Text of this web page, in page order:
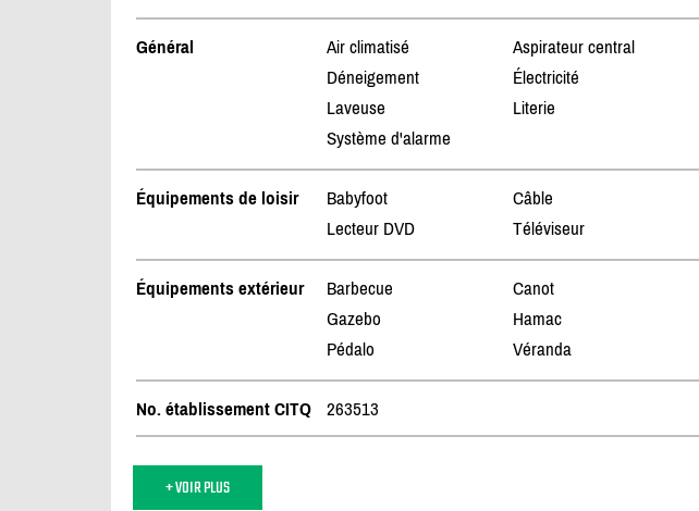
Général Air climatisé Aspirateur central
Déneigement
Électricité
Laveuse
Literie
Système d'alarme
Équipements de loisir Babyfoot Câble
Lecteur DVD
Téléviseur
Équipements extérieur Barbecue Canot
Gazebo
Hamac
Pédalo
Véranda
No. établissement CITQ 263513
+ VOIR PLUS